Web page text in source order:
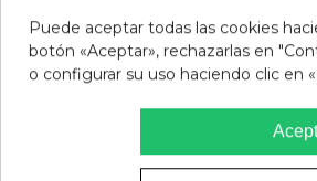
12,95 €
Puede aceptar todas las cookies
botón «Aceptar», rechazarlas en
o configurar su uso haciendo clic en